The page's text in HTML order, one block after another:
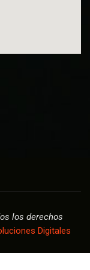
los derechos
Digitales